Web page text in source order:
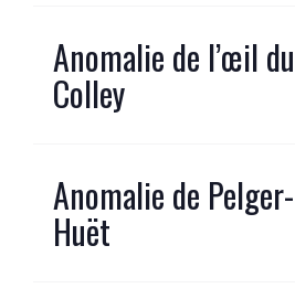
Anomalie de l’œil du
Colley
Anomalie de Pelger-
Huët